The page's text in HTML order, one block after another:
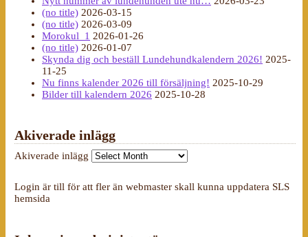
(no title) 2026-03-15
(no title) 2026-03-09
Morokul_1 2026-01-26
(no title) 2026-01-07
Skynda dig och beställ Lundehundkalendern 2026! 2025-
11-25
Nu finns kalender 2026 till försäljning! 2025-10-29
Bilder till kalendern 2026 2025-10-28
Akiverade inlägg
Akiverade inlägg
Login är till för att fler än webmaster skall kunna uppdatera SLS
hemsida